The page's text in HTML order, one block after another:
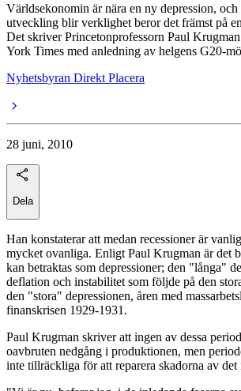
Världsekonomin är nära en ny depression, och
utveckling blir verklighet beror det främst på
Det skriver Princetonprofessorn Paul
York Times med anledning av helgens G20-
Nyhetsbyran Direkt Placera
28 juni, 2010
Dela
Han konstaterar att medan recessioner är
mycket ovanliga. Enligt Paul Krugman är det
kan betraktas som depressioner; den "långa"
deflation och instabilitet som följde på den
den "stora" depressionen, åren med
finanskrisen 1929-1931.
Paul Krugman skriver att ingen av dessa
oavbruten nedgång i produktionen, men
inte tillräckliga för att reparera skadorna av det